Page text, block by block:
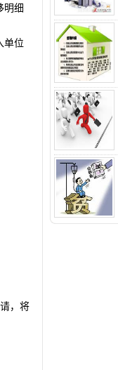
明细
单位
，将